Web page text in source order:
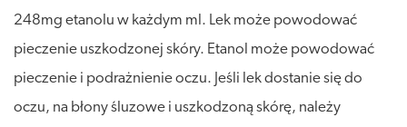
248mg etanolu w każdym ml. Lek może powodować
pieczenie uszkodzonej skóry. Etanol może powodować
pieczenie i podrażnienie oczu. Jeśli lek dostanie się do
oczu, na błony śluzowe i uszkodzoną skórę, należy